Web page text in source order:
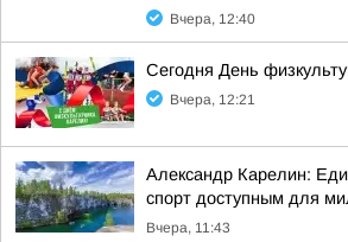
Вчера, 12:40
Сегодня День
Вчера, 12:21
Александр Карелин:
спорт доступным для
Вчера, 11:43